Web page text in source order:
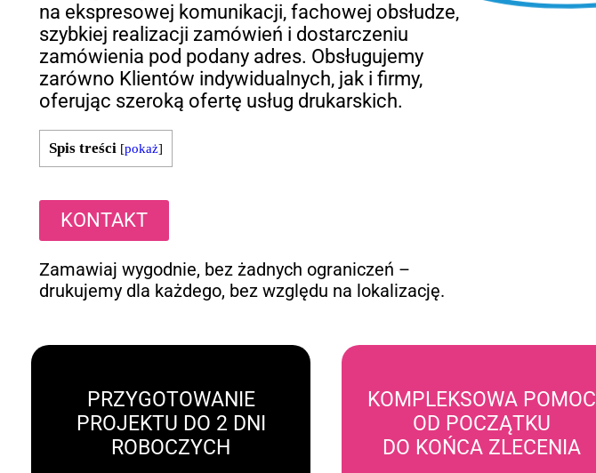
na ekspresowej komunikacji, fachowej obsłudze,
szybkiej realizacji zamówień i dostarczeniu
zamówienia pod podany adres. Obsługujemy
zarówno Klientów indywidualnych, jak i firmy,
oferując szeroką ofertę usług drukarskich.
Spis treści [pokaż]
KONTAKT
Zamawiaj wygodnie, bez żadnych ograniczeń –
drukujemy dla każdego, bez względu na lokalizację.
PRZYGOTOWANIE
PROJEKTU DO 2 DNI
ROBOCZYCH
KOMPLEKSOWA POMOC
OD POCZĄTKU
DO KOŃCA ZLECENIA